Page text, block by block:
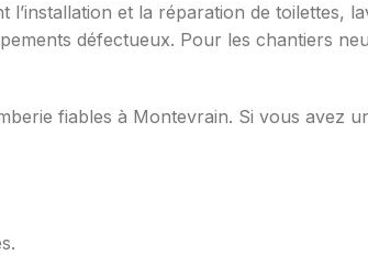
et la réparation de toilettes,
défectueux. Pour les chantiers
fiables à Montevrain. Si vous avez